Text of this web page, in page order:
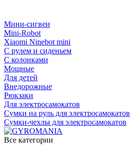
Мини-сигвеи
Mini-Robot
Xiaomi Ninebot mini
С рулем и сиденьем
С колонками
Мощные
Для детей
Внедорожные
Рюкзаки
Для электросамокатов
Сумки на руль для электросамокатов
Сумки-чехлы для электросамокатов
Все категории